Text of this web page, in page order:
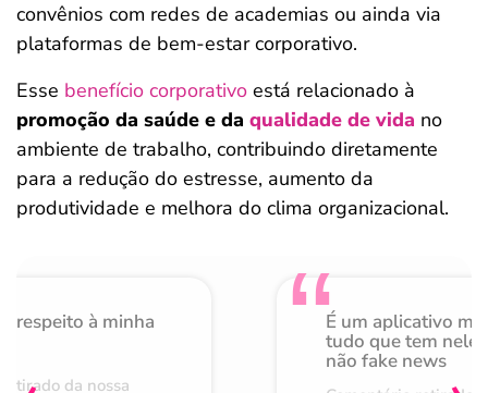
convênios com redes de academias ou ainda via
plataformas de bem-estar corporativo.
Esse benefício corporativo está relacionado à
promoção da saúde e da qualidade de vida no
ambiente de trabalho, contribuindo diretamente
para a redução do estresse, aumento da
produtividade e melhora do clima organizacional.
respeito à minha
da nossa
É um aplicativo
tudo que tem nele
não fake news